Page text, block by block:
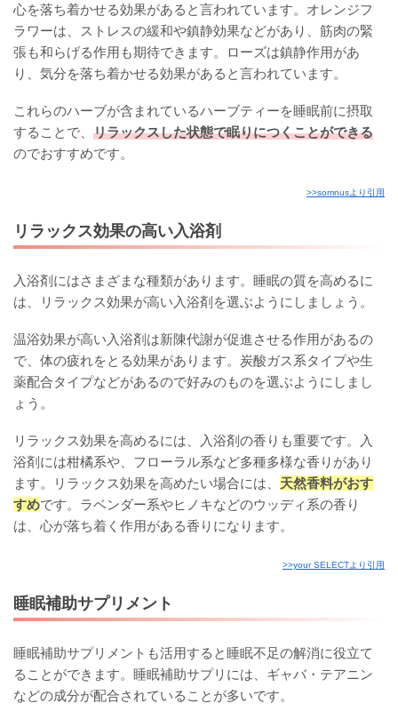
心を落ち着かせる効果があると言われています。オレンジフ
ラワーは、ストレスの緩和や鎮静効果などがあり、筋肉の緊
張も和らげる作用も期待できます。ローズは鎮静作用があ
り、気分を落ち着かせる効果があると言われています。
これらのハーブが含まれているハーブティーを睡眠前に摂取
することで、 リラックスした状態で眠りにつくことができる
のでおすすめです。
>>somnusより引用
リラックス効果の高い入浴剤
入浴剤にはさまざまな種類があります。睡眠の質を高めるに
は、リラックス効果が高い入浴剤を選ぶようにしましょう。
温浴効果が高い入浴剤は新陳代謝が促進させる作用があるの
で、体の疲れをとる効果があります。炭酸ガス系タイプや生
薬配合タイプなどがあるので好みのものを選ぶようにしまし
ょう。
リラックス効果を高めるには、入浴剤の香りも重要です。入
浴剤には柑橘系や、フローラル系など多種多様な香りがあり
ます。リラックス効果を高めたい場合には、 天然香料がおす
すめです。ラベンダー系やヒノキなどのウッディ系の香り
は、心が落ち着く作用がある香りになります。
>>your SELECTより引用
睡眠補助サプリメント
睡眠補助サプリメントも活用すると睡眠不足の解消に役立て
ることができます。睡眠補助サプリには、ギャバ・テアニン
などの成分が配合されていることが多いです。